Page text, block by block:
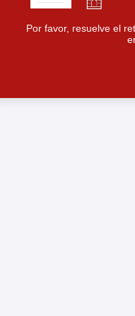
Por favor, resuelve el